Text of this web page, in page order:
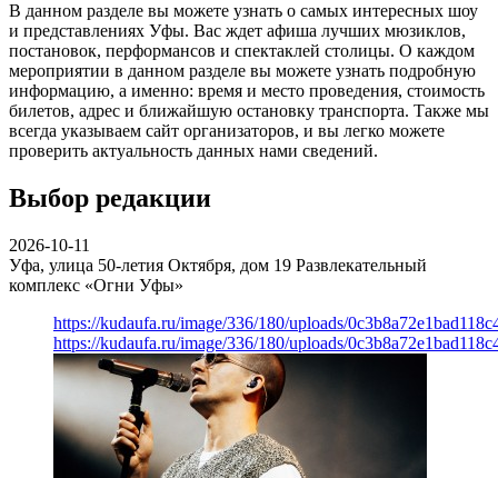
В данном разделе вы можете узнать о самых интересных шоу
и представлениях Уфы. Вас ждет афиша лучших мюзиклов,
постановок, перформансов и спектаклей столицы. О каждом
мероприятии в данном разделе вы можете узнать подробную
информацию, а именно: время и место проведения, стоимость
билетов, адрес и ближайшую остановку транспорта. Также мы
всегда указываем сайт организаторов, и вы легко можете
проверить актуальность данных нами сведений.
Выбор редакции
2026-10-11
Уфа, улица 50-летия Октября, дом 19 Развлекательный
комплекс «Огни Уфы»
https://kudaufa.ru/image/336/180/uploads/
https://kudaufa.ru/image/336/180/uploads/